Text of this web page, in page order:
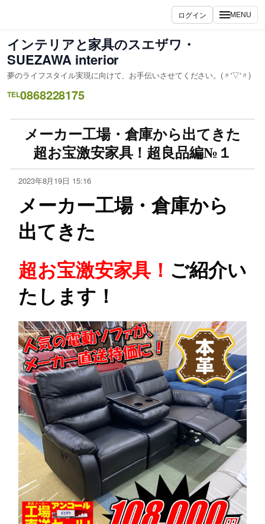
ログイン MENU
インテリアと家具のスエザワ・
SUEZAWA interior
夢のライフスタイル実現に向けて、お手伝いさせてください。(〃'▽'〃)
TEL0868228175
メーカー工場・倉庫から出てきた
超お宝激安家具！超良品編№１
2023年8月19日 15:16
メーカー工場・倉庫から
出てきた
超お宝激安家具！ ご紹介い
たします！